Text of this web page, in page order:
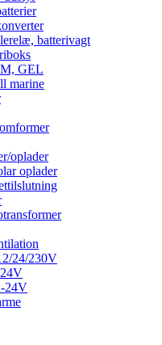
batterivagt
GEL
marine
oplader
oplader
24/230V
24V